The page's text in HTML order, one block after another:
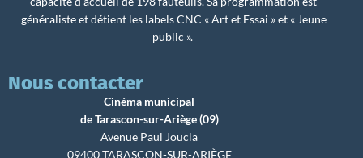
généraliste et détient les labels CNC « Art et Essai » et « Jeune
public ».
Nous contacter
Cinéma municipal
de Tarascon-sur-Ariège (09)
Avenue Paul Joucla
09400 TARASCON-SUR-ARIÈGE